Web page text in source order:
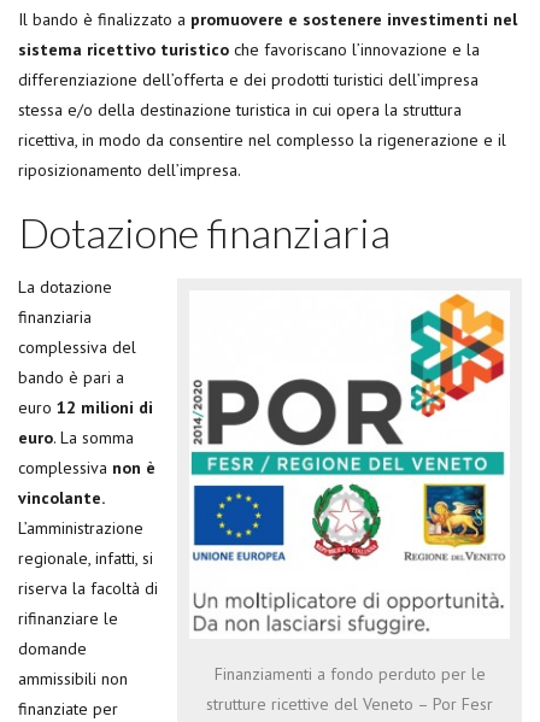
Il bando è finalizzato a promuovere e sostenere investimenti nel
sistema ricettivo turistico che favoriscano l’innovazione e la
differenziazione dell’offerta e dei prodotti turistici dell’impresa
stessa e/o della destinazione turistica in cui opera la struttura
ricettiva, in modo da consentire nel complesso la rigenerazione e il
riposizionamento dell’impresa.
Dotazione finanziaria
Finanziamenti a fondo perduto per le
strutture ricettive del Veneto – Por Fesr
La dotazione
finanziaria
complessiva del
bando è pari a
euro 12 milioni di
euro. La somma
complessiva non è
vincolante.
L’amministrazione
regionale, infatti, si
riserva la facoltà di
rifinanziare le
domande
ammissibili non
finanziate per